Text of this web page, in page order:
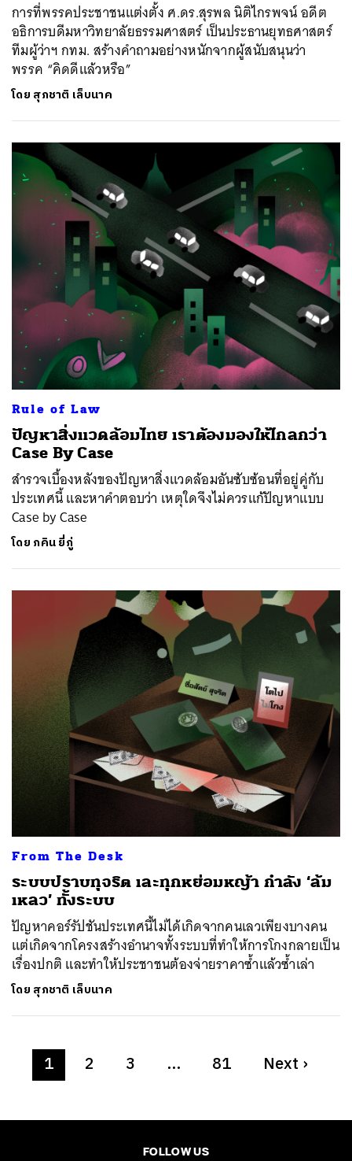
การที่พรรคประชาชนแต่งตั้ง ศ.ดร.สุรพล นิติไกรพจน์ อดีต
อธิการบดีมหาวิทยาลัยธรรมศาสตร์ เป็นประธานยุทธศาสตร์
ทีมผู้ว่าฯ กทม. สร้างคำถามอย่างหนักจากผู้สนับสนุนว่า
พรรค “คิดดีแล้วหรือ”
โดย สุภชาติ เล็บนาค
Rule of Law
ปัญหาสิ่งแวดล้อมไทย เราต้องมองให้ไกลกว่า
Case By Case
สำรวจเบื้องหลังของปัญหาสิ่งแวดล้อมอันซับซ้อนที่อยู่คู่กับ
ประเทศนี้ และหาคำตอบว่า เหตุใดจึงไม่ควรแก้ปัญหาแบบ
Case by Case
โดย ภคิน ยี่ภู่
From The Desk
ระบบปราบทุจริต เละทุกหย่อมหญ้า กำลัง ‘ล้ม
เหลว’ ทั้งระบบ
ปัญหาคอร์รัปชันประเทศนี้ไม่ได้เกิดจากคนเลวเพียงบางคน
แต่เกิดจากโครงสร้างอำนาจทั้งระบบที่ทำให้การโกงกลายเป็น
เรื่องปกติ และทำให้ประชาชนต้องจ่ายราคาซ้ำแล้วซ้ำเล่า
โดย สุภชาติ เล็บนาค
1 2 3 … 81 Next›
FOLLOW US